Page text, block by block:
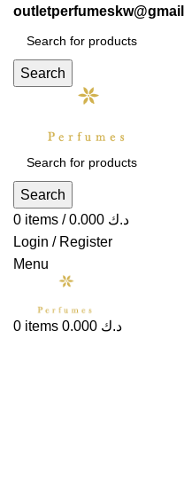
Search
Search
0 items / 0.000 د.ك
Login / Register
Menu
0 items 0.000 د.ك